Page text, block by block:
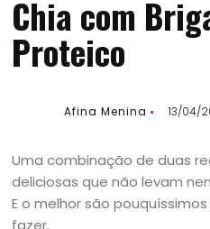
Chia com
Proteico
Afina Menina 13/04/
Uma combinação de duas
deliciosas que não levam
E o melhor são
fazer.